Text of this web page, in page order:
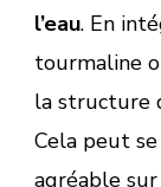
l’eau. En
tourmaline
la structure
Cela peut
agréable